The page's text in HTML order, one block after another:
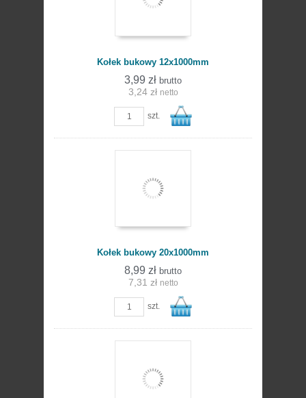
Kołek bukowy 12x1000mm
3,99 zł brutto
3,24 zł netto
szt.
koszyka
Kołek bukowy 20x1000mm
8,99 zł brutto
7,31 zł netto
szt.